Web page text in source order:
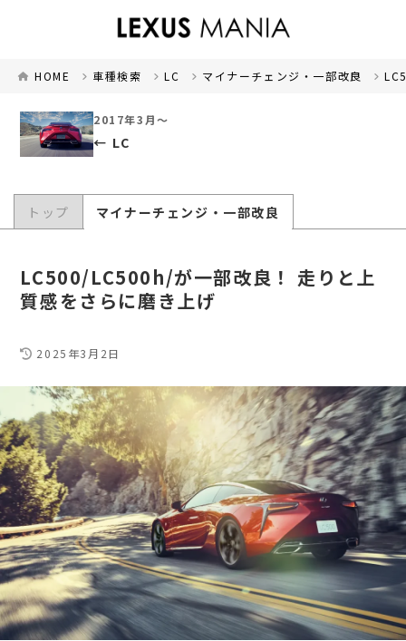
HOME 車種検索 LC マイナーチェンジ・一部改良
2017年3月～
LC
トップ マイナーチェンジ・一部改良
LC500/LC500h/が一部改良！ 走りと上
質感をさらに磨き上げ
2025年3月2日